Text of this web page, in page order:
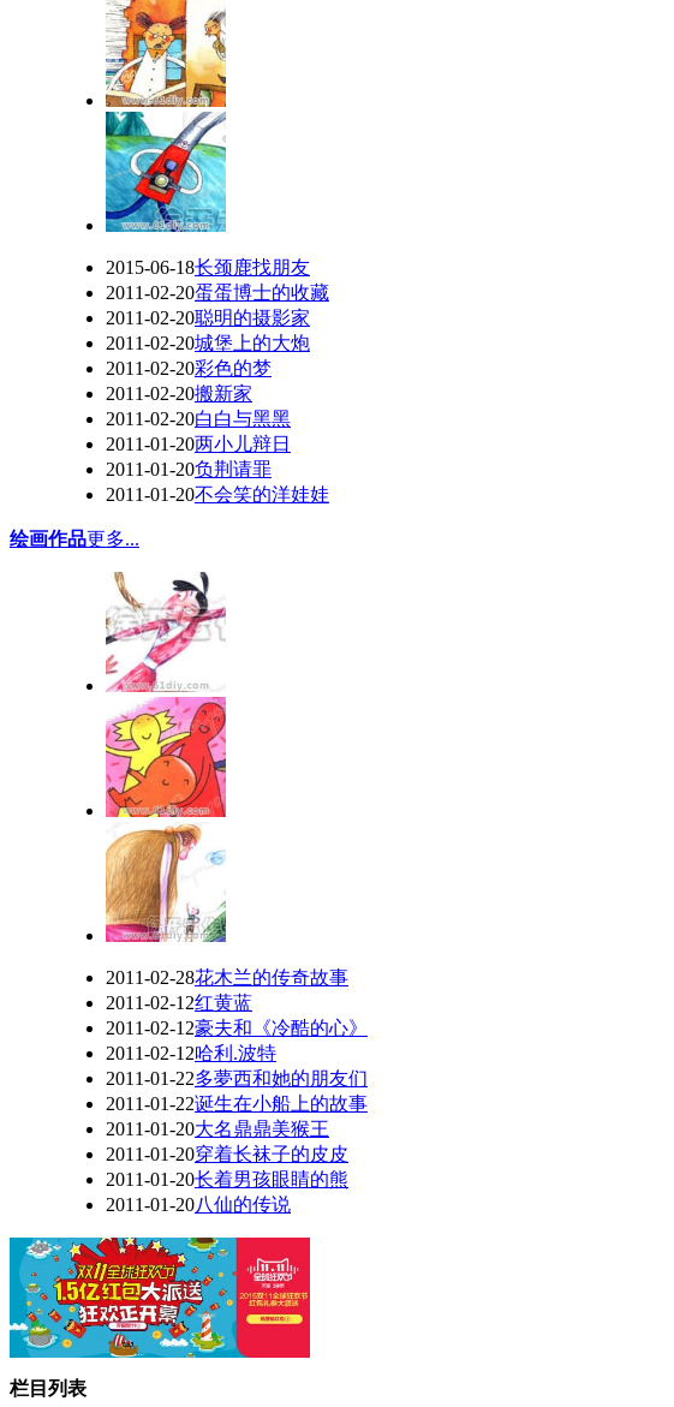
2015-06-18长颈鹿找朋友
2011-02-20蛋蛋博士的收藏
2011-02-20聪明的摄影家
2011-02-20城堡上的大炮
2011-02-20彩色的梦
2011-02-20搬新家
2011-02-20白白与黑黑
2011-01-20两小儿辩日
2011-01-20负荆请罪
2011-01-20不会笑的洋娃娃
绘画作品更多...
2011-02-28花木兰的传奇故事
2011-02-12红黄蓝
2011-02-12豪夫和《冷酷的心》
2011-02-12哈利.波特
2011-01-22多夢西和她的朋友们
2011-01-22诞生在小船上的故事
2011-01-20大名鼎鼎美猴王
2011-01-20穿着长袜子的皮皮
2011-01-20长着男孩眼睛的熊
2011-01-20八仙的传说
栏目列表